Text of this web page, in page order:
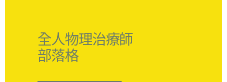
全人物理治療師
部落格